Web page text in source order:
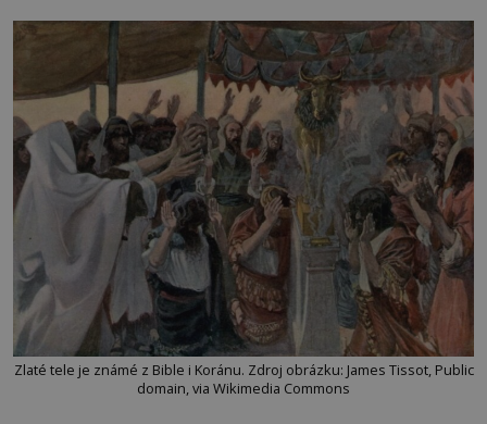
Zlaté tele je známé z Bible i Koránu. Zdroj obrázku: James Tissot, Public
domain, via Wikimedia Commons